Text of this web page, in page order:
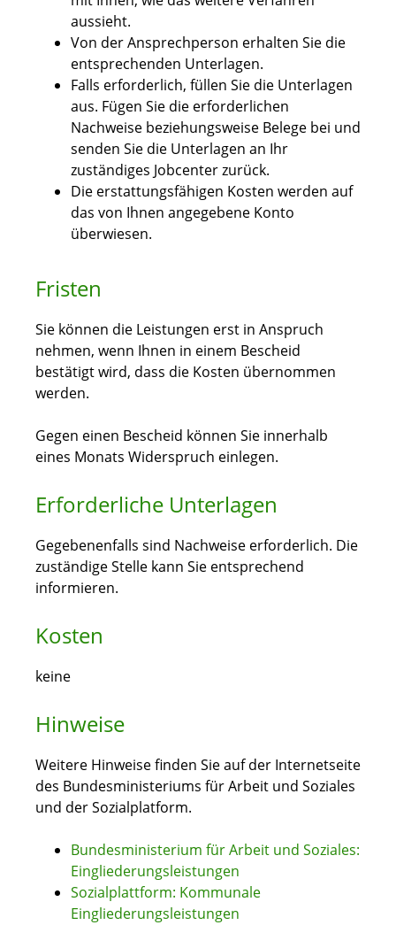
aussieht.
Von der Ansprechperson erhalten Sie die
entsprechenden Unterlagen.
Falls erforderlich, füllen Sie die Unterlagen
aus. Fügen Sie die erforderlichen
Nachweise beziehungsweise Belege bei und
senden Sie die Unterlagen an Ihr
zuständiges Jobcenter zurück.
Die erstattungsfähigen Kosten werden auf
das von Ihnen angegebene Konto
überwiesen.
Fristen
Sie können die Leistungen erst in Anspruch
nehmen, wenn Ihnen in einem Bescheid
bestätigt wird, dass die Kosten übernommen
werden.
Gegen einen Bescheid können Sie innerhalb
eines Monats Widerspruch einlegen.
Erforderliche Unterlagen
Gegebenenfalls sind Nachweise erforderlich. Die
zuständige Stelle kann Sie entsprechend
informieren.
Kosten
keine
Hinweise
Weitere Hinweise finden Sie auf der Internetseite
des Bundesministeriums für Arbeit und Soziales
und der Sozialplatform.
Bundesministerium für Arbeit und Soziales:
Eingliederungsleistungen
Sozialplattform: Kommunale
Eingliederungsleistungen